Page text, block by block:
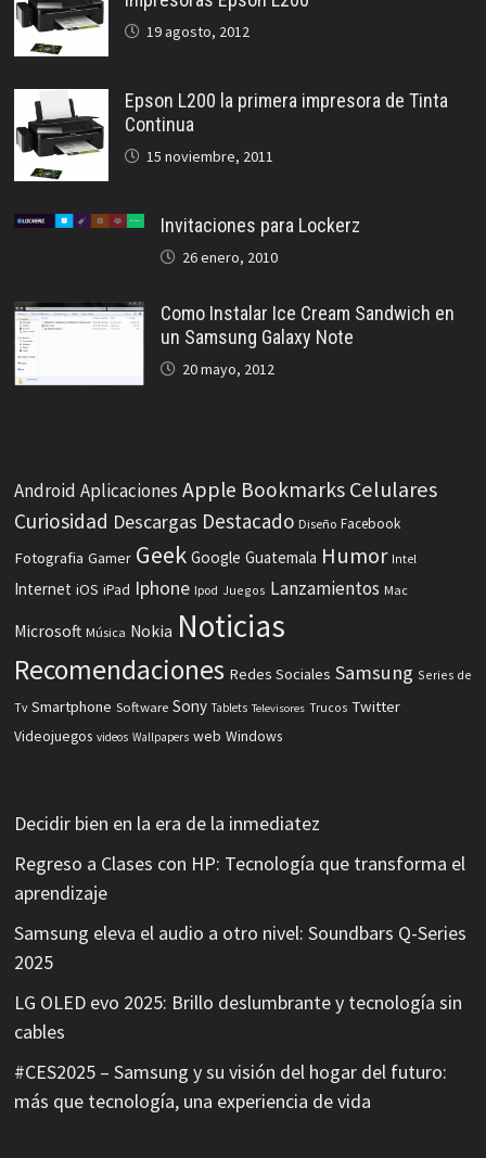
19 agosto, 2012
Epson L200 la primera impresora de Tinta
Continua
15 noviembre, 2011
Invitaciones para Lockerz
26 enero, 2010
Como Instalar Ice Cream Sandwich en
un Samsung Galaxy Note
20 mayo, 2012
Android Aplicaciones Apple Bookmarks Celulares
Curiosidad Descargas Destacado Diseño Facebook
Fotografia Gamer Geek Google Guatemala Humor Intel
Internet iOS iPad Iphone Ipod Juegos Lanzamientos Mac
Microsoft Música Nokia Noticias
Recomendaciones Redes Sociales Samsung Series de
Tv Smartphone Software Sony Tablets Televisores Trucos Twitter
Videojuegos videos Wallpapers web Windows
Decidir bien en la era de la inmediatez
Regreso a Clases con HP: Tecnología que transforma el
aprendizaje
Samsung eleva el audio a otro nivel: Soundbars Q-Series
2025
LG OLED evo 2025: Brillo deslumbrante y tecnología sin
cables
#CES2025 – Samsung y su visión del hogar del futuro:
más que tecnología, una experiencia de vida